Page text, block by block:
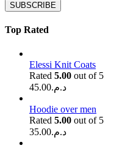
Top Rated
Elessi Knit Coats
Rated 5.00 out of 5
د.م.45.00
Hoodie over men
Rated 5.00 out of 5
د.م.35.00